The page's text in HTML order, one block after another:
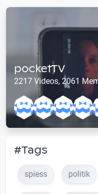
pocketTV
2217 Videos, 2061
#Tags
spiess politik